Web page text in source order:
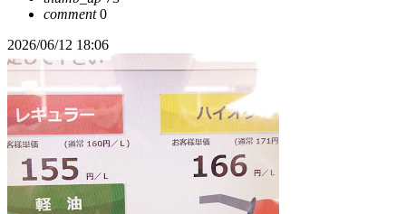
comment0
2026/06/12 18:06